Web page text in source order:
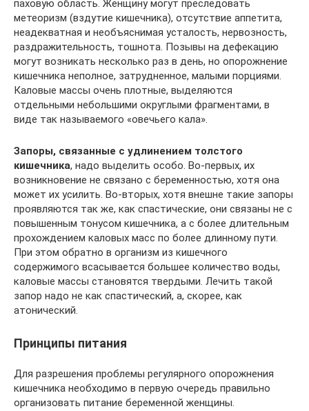
паховую область. Женщину могут преследовать
метеоризм (вздутие кишечника), отсутствие аппетита,
неадекватная и необъяснимая усталость, нервозность,
раздражительность, тошнота. Позывы на дефекацию
могут возникать несколько раз в день, но опорожнение
кишечника неполное, затрудненное, малыми порциями.
Каловые массы очень плотные, выделяются
отдельными небольшими округлыми фрагментами, в
виде так называемого «овечьего кала».
Запоры, связанные с удлинением толстого
кишечника, надо выделить особо. Во-первых, их
возникновение не связано с беременностью, хотя она
может их усилить. Во-вторых, хотя внешне такие запоры
проявляются так же, как спастические, они связаны не с
повышенным тонусом кишечника, а с более длительным
прохождением каловых масс по более длинному пути.
При этом обратно в организм из кишечного
содержимого всасывается большее количество воды,
каловые массы становятся твердыми. Лечить такой
запор надо не как спастический, а, скорее, как
атонический.
Принципы питания
Для разрешения проблемы регулярного опорожнения
кишечника необходимо в первую очередь правильно
организовать питание беременной женщины.